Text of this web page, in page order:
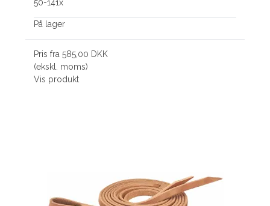
50-141x
På lager
Pris fra585,00 DKK
(ekskl. moms)
Vis produkt